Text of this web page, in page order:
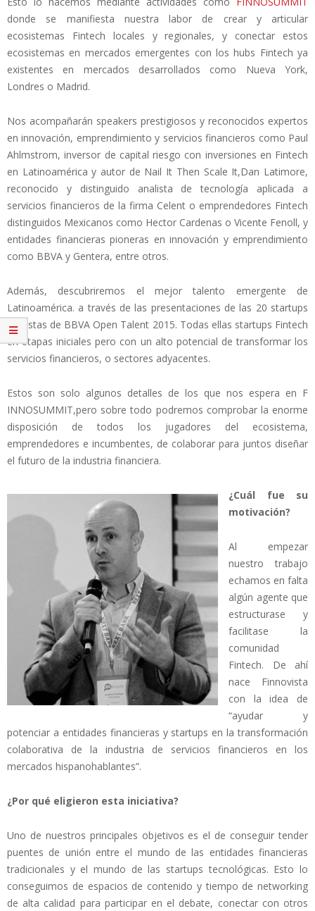
donde se manifiesta nuestra labor de crear y articular
ecosistemas Fintech locales y regionales, y conectar estos
ecosistemas en mercados emergentes con los hubs Fintech ya
existentes en mercados desarrollados como Nueva York,
Londres o Madrid.
Nos acompañarán speakers prestigiosos y reconocidos expertos
en innovación, emprendimiento y servicios financieros como Paul
Ahlmstrom, inversor de capital riesgo con inversiones en Fintech
en Latinoamérica y autor de N​ail It Then Scale It,​Dan Latimore,
reconocido y distinguido analista de tecnología aplicada a
servicios financieros de la firma Celent o emprendedores Fintech
distinguidos Mexicanos como Hector Cardenas o Vicente Fenoll, y
entidades financieras pioneras en innovación y emprendimiento
como BBVA y Gentera, entre otros.
Además, descubriremos el mejor talento emergente de
Latinoamérica. a través de las presentaciones de las 20 startups
finalistas de BBVA Open Talent 2015. Todas ellas startups Fintech
en etapas iniciales pero con un alto potencial de transformar los
servicios financieros, o sectores adyacentes.
Estos son solo algunos detalles de los que nos espera en F​
INNOSUMMIT,​pero sobre todo podremos comprobar la enorme
disposición de todos los jugadores del ecosistema,
emprendedores e incumbentes, de colaborar para juntos diseñar
el futuro de la industria financiera.
¿Cuál fue su
motivación?
Al empezar
nuestro trabajo
echamos en falta
algún agente que
estructurase y
facilitase la
comunidad
Fintech. De ahí
nace Finnovista
con la idea de
“ayudar y
potenciar a entidades financieras y startups en la transformación
colaborativa de la industria de servicios financieros en los
mercados hispanohablantes”.
¿Por qué eligieron esta iniciativa?
Uno de nuestros principales objetivos es el de conseguir tender
puentes de unión entre el mundo de las entidades financieras
tradicionales y el mundo de las startups tecnológicas. Esto lo
conseguimos de espacios de contenido y tiempo de networking
de alta calidad para participar en el debate, conectar con otros